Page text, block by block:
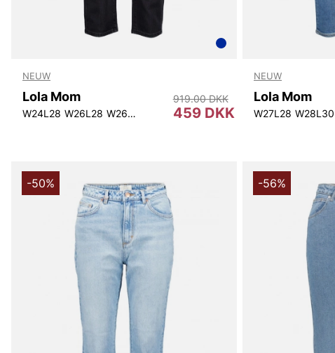
NEUW
Lola Mom
W24L28 W26L28 W26L30 W27L30 W28L30 W29L30 W30L30
459 DKK
919.00 DKK
NEUW
Lola Mom
W27L28 W28L30
-50% -56%